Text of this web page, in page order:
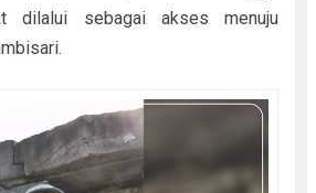
dilalui sebagai akses menuju